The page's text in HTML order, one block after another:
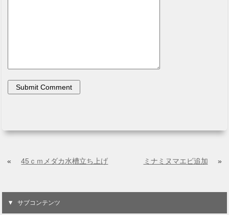
« 45ｃｍメダカ水槽立ち上げ ミナミヌマエビ追加 »
サブコンテンツ